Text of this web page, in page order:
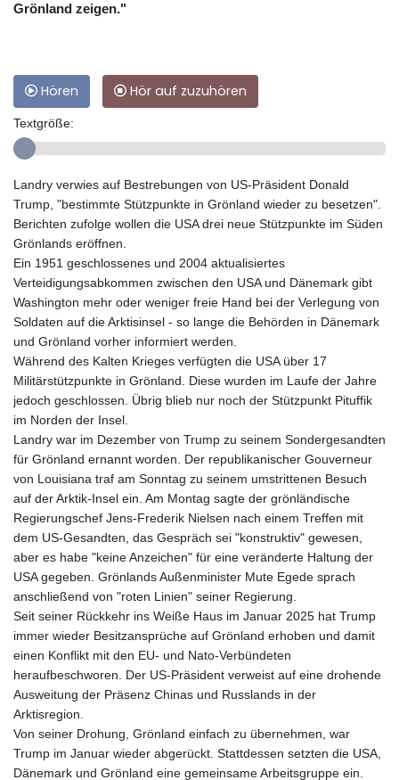
Grönland zeigen."
Hören Hör auf zuzuhören
Textgröße:
Landry verwies auf Bestrebungen von US-Präsident Donald
Trump, "bestimmte Stützpunkte in Grönland wieder zu besetzen".
Berichten zufolge wollen die USA drei neue Stützpunkte im Süden
Grönlands eröffnen.
Ein 1951 geschlossenes und 2004 aktualisiertes
Verteidigungsabkommen zwischen den USA und Dänemark gibt
Washington mehr oder weniger freie Hand bei der Verlegung von
Soldaten auf die Arktisinsel - so lange die Behörden in Dänemark
und Grönland vorher informiert werden.
Während des Kalten Krieges verfügten die USA über 17
Militärstützpunkte in Grönland. Diese wurden im Laufe der Jahre
jedoch geschlossen. Übrig blieb nur noch der Stützpunkt Pituffik
im Norden der Insel.
Landry war im Dezember von Trump zu seinem Sondergesandten
für Grönland ernannt worden. Der republikanischer Gouverneur
von Louisiana traf am Sonntag zu seinem umstrittenen Besuch
auf der Arktik-Insel ein. Am Montag sagte der grönländische
Regierungschef Jens-Frederik Nielsen nach einem Treffen mit
dem US-Gesandten, das Gespräch sei "konstruktiv" gewesen,
aber es habe "keine Anzeichen" für eine veränderte Haltung der
USA gegeben. Grönlands Außenminister Mute Egede sprach
anschließend von "roten Linien" seiner Regierung.
Seit seiner Rückkehr ins Weiße Haus im Januar 2025 hat Trump
immer wieder Besitzansprüche auf Grönland erhoben und damit
einen Konflikt mit den EU- und Nato-Verbündeten
heraufbeschworen. Der US-Präsident verweist auf eine drohende
Ausweitung der Präsenz Chinas und Russlands in der
Arktisregion.
Von seiner Drohung, Grönland einfach zu übernehmen, war
Trump im Januar wieder abgerückt. Stattdessen setzten die USA,
Dänemark und Grönland eine gemeinsame Arbeitsgruppe ein.